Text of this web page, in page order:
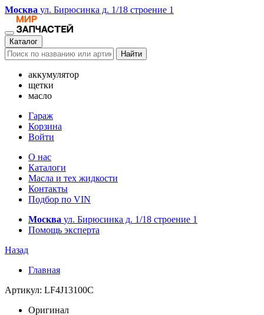
Москва ул. Бирюсинка д. 1/18 строение 1
Каталог
Найти
аккумулятор
щетки
масло
Гараж
Корзина
Войти
О нас
Каталоги
Масла и тех жидкости
Контакты
Подбор по VIN
Москва ул. Бирюсинка д. 1/18 строение 1
Помощь эксперта
Назад
Главная
Артикул: LF4J13100C
Оригинал